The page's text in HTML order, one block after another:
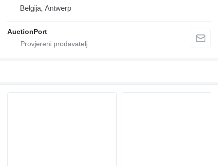
Belgija, Antwerp
AuctionPort